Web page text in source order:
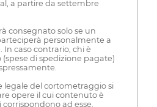
a partire da settembre
consegnato solo se un
personalmente a
In caso contrario, chi è
(spese di spedizione pagate)
legale del cortometraggio si
opere il cui contenuto è
ad esse.